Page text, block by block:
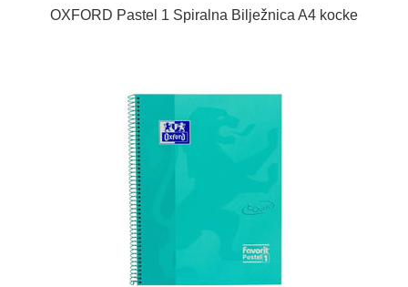
OXFORD Pastel 1 Spiralna Bilježnica A4 kocke